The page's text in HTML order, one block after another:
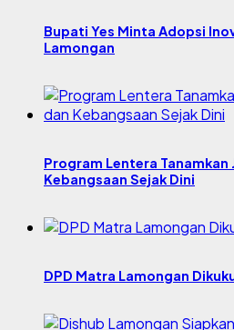
Bupati Yes Minta Adopsi
Lamongan
Program Lentera
Kebangsaan Sejak Dini
DPD Matra Lamongan